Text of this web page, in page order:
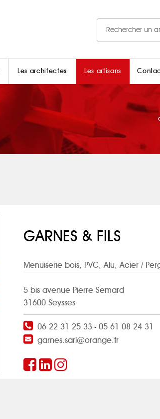
Les architectes Les artisans
GARNES & FILS
Menuiserie bois, PVC, Alu, Acier /
5 bis avenue Pierre Semard
31600 Seysses
06 22 31 25 33 - 05 61 08 24 31
garnes.sarl@orange.fr